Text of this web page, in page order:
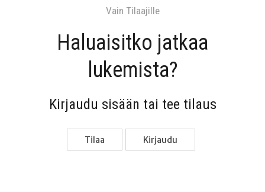
Vain Tilaa­jil­le
Haluai­sit­ko jat­kaa
lukemista?
Kir­jau­du sisään tai tee tilaus
Tilaa Kir­jau­du